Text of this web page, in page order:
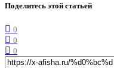
Поделитесь этой статьей
0
0
0